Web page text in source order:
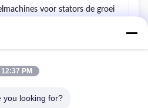
voor stators de groei
Volgende Post
statorwikkelmachines
toekomst van de motorproductie?
12:37 PM
you looking for?